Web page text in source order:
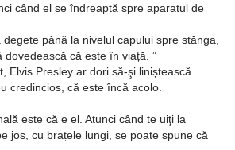
când el se îndreaptă spre aparatul de
degete până la nivelul capului spre stânga,
dovedească că este în viață. ”
Elvis Presley ar dori să-şi liniștească
credincios, că este încă acolo.
este că e el. Atunci când te uiţi la
jos, cu brațele lungi, se poate spune că